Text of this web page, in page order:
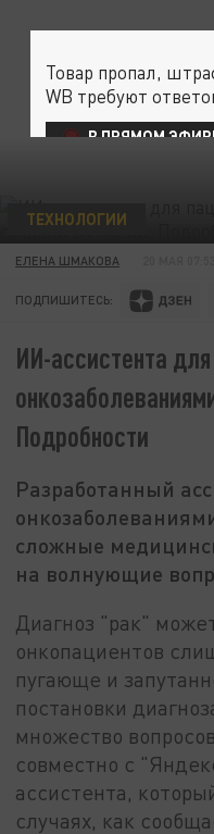
ТЕХНОЛОГИИ
ЕЛЕНА ШМАКОВА
ПОДПИШИТЕСЬ:
ИИ-ассистента
Подробности
Разработанный
сложные
на волнующие
Диагноз "рак"
онкопациентов
пугающе и
постановки
множество
совместно с
ассистента,
случаях, как
Товар пропал,
WB требуют
В ПРЯМОМ